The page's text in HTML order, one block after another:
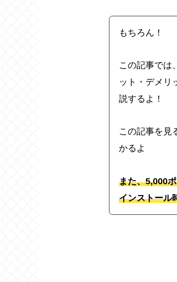
もちろん！
この記事では
ット・デメリ
説するよ！
この記事を見
かるよ
また、5,000
インストール